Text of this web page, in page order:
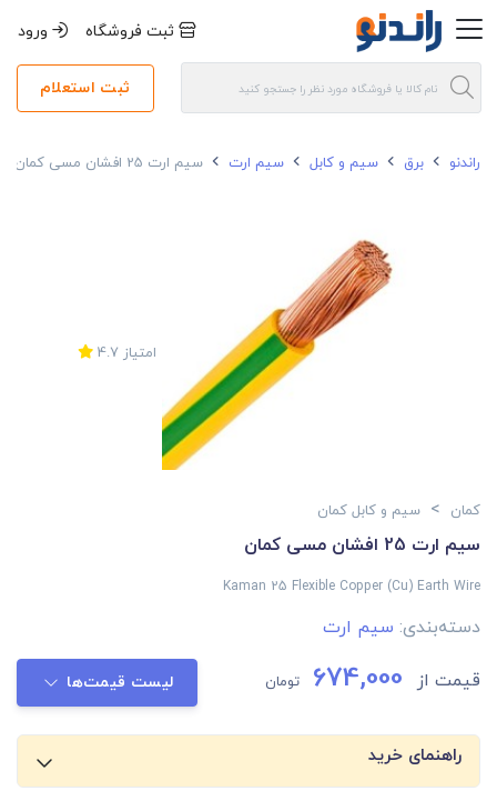
ثبت فروشگاه ورود
ثبت استعلام
راندنو برق سیم و کابل سیم ارت سیم ارت 25 افشان مسی کمان
امتیاز 4.7
کمان > سیم و کابل کمان
سیم ارت 25 افشان مسی کمان
Kaman 25 Flexible Copper (Cu) Earth Wire
دسته‌بندی: سیم ارت
قیمت از 674,000 تومان لیست قیمت‌ها
راهنمای خرید